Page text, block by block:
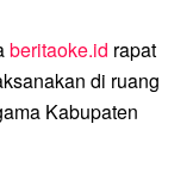
beritaoke.id rapat
di ruang
Kabupaten